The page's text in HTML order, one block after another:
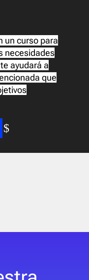
un curso para
necesidades
ayudará a
que